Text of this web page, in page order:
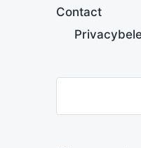
Contact